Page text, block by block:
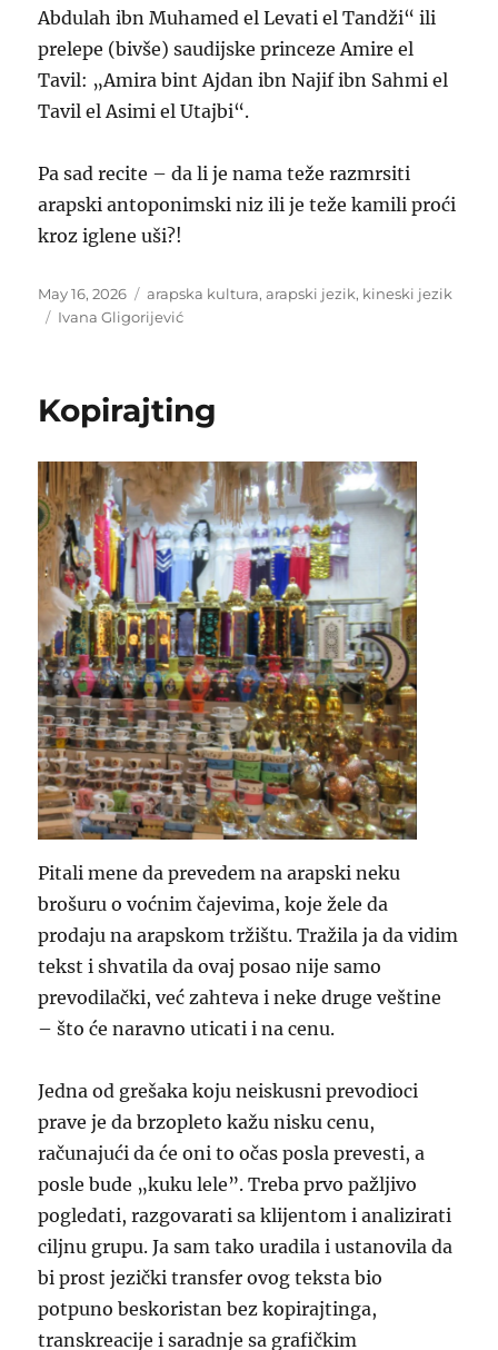
Abdulah ibn Muhamed el Levati el Tandži“ ili
prelepe (bivše) saudijske princeze Amire el
Tavil: „Amira bint Ajdan ibn Najif ibn Sahmi el
Tavil el Asimi el Utajbi“.
Pa sad recite – da li je nama teže razmrsiti
arapski antoponimski niz ili je teže kamili proći
kroz iglene uši?!
Posted
on
May 16, 2026 Categories
arapska kultura,arapski jezik, kineski jezik
Tags
Ivana Gligorijević
Kopirajting
Pitali mene da prevedem na arapski neku
brošuru o voćnim čajevima, koje žele da
prodaju na arapskom tržištu. Tražila ja da vidim
tekst i shvatila da ovaj posao nije samo
prevodilački, već zahteva i neke druge veštine
– što će naravno uticati i na cenu.
Jedna od grešaka koju neiskusni prevodioci
prave je da brzopleto kažu nisku cenu,
računajući da će oni to očas posla prevesti, a
posle bude „kuku lele”. Treba prvo pažljivo
pogledati, razgovarati sa klijentom i analizirati
ciljnu grupu. Ja sam tako uradila i ustanovila da
bi prost jezički transfer ovog teksta bio
potpuno beskoristan bez kopirajtinga,
transkreacije i saradnje sa grafičkim